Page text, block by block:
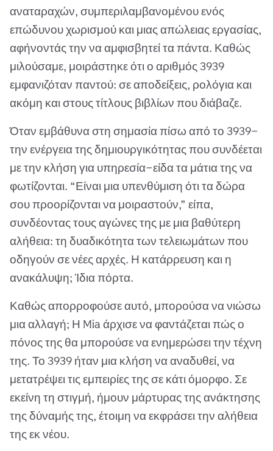
αναταραχών, συμπεριλαμβανομένου ενός
επώδυνου χωρισμού και μιας απώλειας εργασίας,
αφήνοντάς την να αμφισβητεί τα πάντα. Καθώς
μιλούσαμε, μοιράστηκε ότι ο αριθμός 3939
εμφανιζόταν παντού: σε αποδείξεις, ρολόγια και
ακόμη και στους τίτλους βιβλίων που διάβαζε.
Όταν εμβάθυνα στη σημασία πίσω από το 3939—
την ενέργεια της δημιουργικότητας που συνδέεται
με την κλήση για υπηρεσία—είδα τα μάτια της να
φωτίζονται. “Είναι μια υπενθύμιση ότι τα δώρα
σου προορίζονται να μοιραστούν,” είπα,
συνδέοντας τους αγώνες της με μια βαθύτερη
αλήθεια: τη δυαδικότητα των τελειωμάτων που
οδηγούν σε νέες αρχές. Η κατάρρευση και η
ανακάλυψη; Ίδια πόρτα.
Καθώς απορροφούσε αυτό, μπορούσα να νιώσω
μια αλλαγή; Η Mia άρχισε να φαντάζεται πώς ο
πόνος της θα μπορούσε να ενημερώσει την τέχνη
της. Το 3939 ήταν μια κλήση να αναδυθεί, να
μετατρέψει τις εμπειρίες της σε κάτι όμορφο. Σε
εκείνη τη στιγμή, ήμουν μάρτυρας της ανάκτησης
της δύναμής της, έτοιμη να εκφράσει την αλήθεια
της εκ νέου.